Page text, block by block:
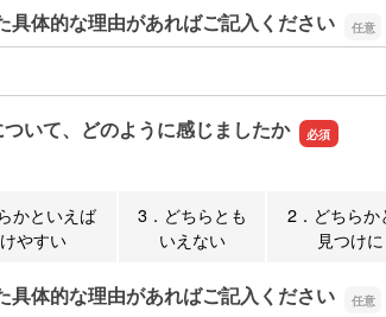
具体的な理由があればご記入ください
体的な理由があればご記入ください
いて、どのように感じましたか
かといえば
やすい
3．どちらとも
いえない
2．どちらか
見つけ
具体的な理由があればご記入ください